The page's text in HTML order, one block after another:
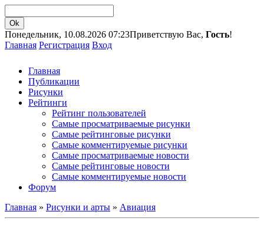
Понедельник, 10.08.2026 07:23Приветствую Вас, Гость!
Главная Регистрация Вход
Главная
Публикации
Рисунки
Рейтинги
Рейтинг пользователей
Самые просматриваемые рисунки
Самые рейтинговые рисунки
Самые комментируемые рисунки
Самые просматриваемые новости
Самые рейтинговые новости
Самые комментируемые новости
Форум
Главная » Рисунки и арты » Авиация